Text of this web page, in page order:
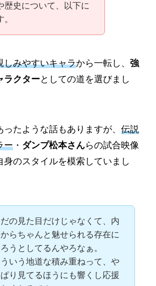
歴史について、以下に
しみやすいキャラから一転し、 強
ラクターとしての道を選びまし
ったような話もありますが、 伝説
ー・ ダンプ松本さんらの試合映像
身のスタイルを模索していまし
の見た目だけじゃなくて、内
らちゃんと魅せられる存在に
うとしてるんやろなぁ。
いう地道な積み重ねって、や
り見てるほうにも響くし応援